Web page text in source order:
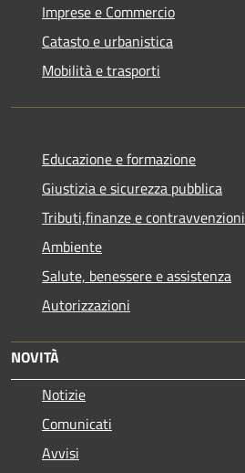
Imprese e Commercio
Catasto e urbanistica
Mobilità e trasporti
Educazione e formazione
Giustizia e sicurezza pubblica
Tributi,finanze e contravvenzioni
Ambiente
Salute, benessere e assistenza
Autorizzazioni
NOVITÀ
Notizie
Comunicati
Avvisi